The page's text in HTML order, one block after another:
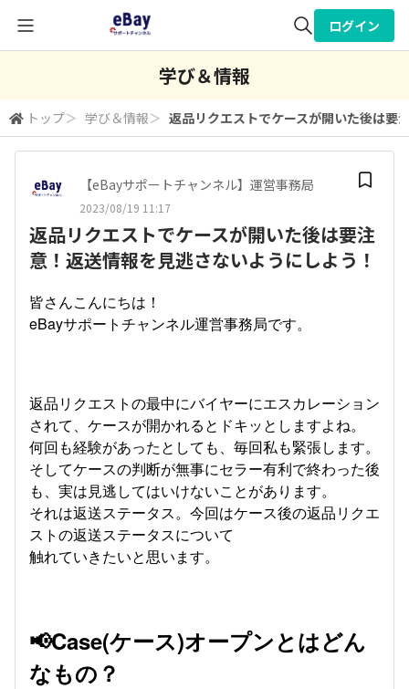
検索
ログイン
学び＆情報
トップ＞ 学び＆情報＞ 返品リクエストでケースが開いた後は要
【eBayサポートチャンネル】運営事務局
2023/08/19 11:17
返品リクエストでケースが開いた後は要注
意！返送情報を見逃さないようにしよう！
皆さんこんにちは！
eBayサポートチャンネル運営事務局です。
返品リクエストの最中にバイヤーにエスカレーション
されて、ケースが開かれるとドキッとしますよね。
何回も経験があったとしても、毎回私も緊張します。
そしてケースの判断が無事にセラー有利で終わった後
も、実は見逃してはいけないことがあります。
それは返送ステータス。今回はケース後の返品リクエ
ストの返送ステータスについて
触れていきたいと思います。
📢Case(ケース)オープンとはどん
なもの？